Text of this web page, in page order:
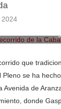
2024
que
se ha
de
donde